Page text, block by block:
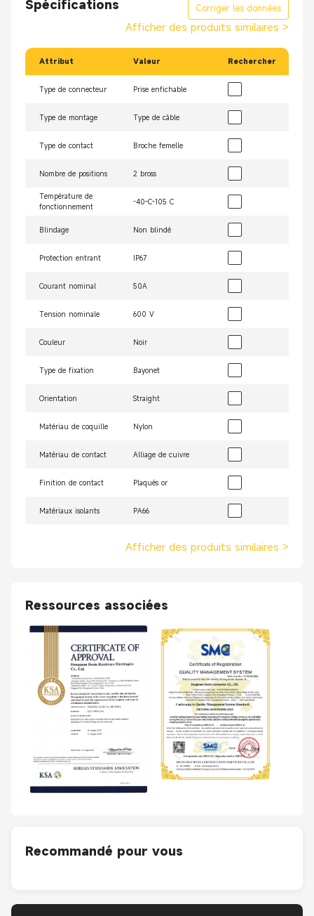
Spécifications Corriger les données
Afficher des produits similaires >
Attribut Valeur Rechercher
Type de connecteur Prise enfichable
Type de montage Type de câble
Type de contact Broche femelle
Nombre de positions 2 bross
Température de
fonctionnement
-40-C-105 C
Blindage Non blindé
Protection entrant IP67
Courant nominal 50A
Tension nominale 600 V
Couleur Noir
Type de fixation Bayonet
Orientation Straight
Matériau de coquille Nylon
Matériau de contact Alliage de cuivre
Finition de contact Plaqués or
Matériaux isolants PA66
Afficher des produits similaires >
Ressources associées
Recommandé pour vous